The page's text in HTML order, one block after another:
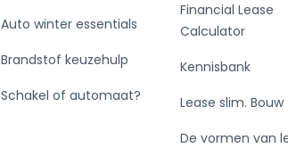
Auto winter essentials
Brandstof keuzehulp
Schakel of automaat?
Financial Lease
Calculator
Kennisbank
Lease slim. Bouw
De vormen van